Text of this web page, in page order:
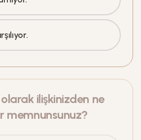
ilişkinizden ne
memnunsunuz?